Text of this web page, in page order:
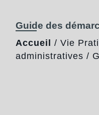
Guide des
Accueil / Vie
administratives /